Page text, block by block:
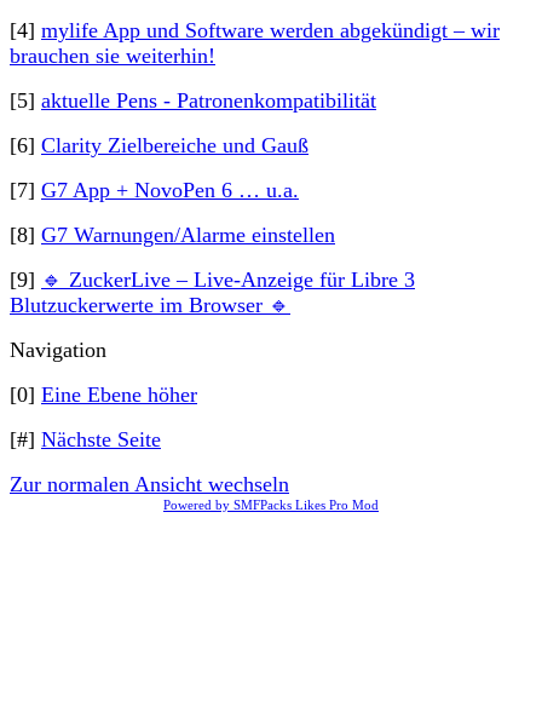
[4] mylife App und Software werden abgekündigt – wir
brauchen sie weiterhin!
[5] aktuelle Pens - Patronenkompatibilität
[6] Clarity Zielbereiche und Gauß
[7] G7 App + NovoPen 6 … u.a.
[8] G7 Warnungen/Alarme einstellen
[9] 🔹 ZuckerLive – Live-Anzeige für Libre 3
Blutzuckerwerte im Browser 🔹
Navigation
[0] Eine Ebene höher
[#] Nächste Seite
Zur normalen Ansicht wechseln
Powered by SMFPacks Likes Pro Mod